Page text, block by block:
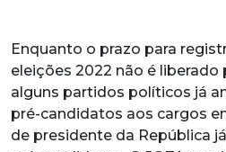
Enquanto o prazo para
eleições 2022 não é liberado
alguns partidos políticos já
pré-candidatos aos cargos
de presidente da República